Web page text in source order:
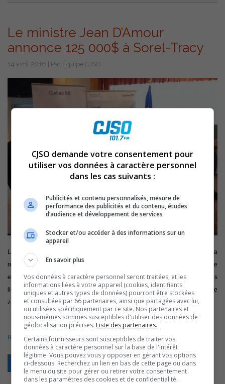
Le ministre Jean D’Amour
annonce 125 000$ à Sorel-Tracy
14 avril 2016 | Par Équipe CJSO
Le ministre délégué aux Affaires maritimes et ministre responsable de la
région du Bas-Saint-Laurent, M. Jean D’Amour a annoncé l’octroi d’une
enveloppe de 125 000$, qui servira à financer jusqu’à 70% des dépenses
liées à l’élaboration d’un plan de développement pour l’implantation d’une
zone industrialo-portuaire à Sorel-Tracy.
Regardez cette annoncefaite ce matin à l’hôtel de ville de Sorel-Tracy.
Retour
CJSO demande votre consentement pour
utiliser vos données à caractère personnel
dans les cas suivants :
Publicités et contenu personnalisés, mesure de
performance des publicités et du contenu, études
d’audience et développement de services
Stocker et/ou accéder à des informations sur un
appareil
En savoir plus
Vos données à caractère personnel seront traitées, et les
informations liées à votre appareil (cookies, identifiants
uniques et autres types de données) pourront être stockées
et consultées par 66 partenaires, ainsi que partagées avec lui,
ou utilisées spécifiquement par ce site. Nos partenaires et
nous-mêmes sommes susceptibles d'utiliser des données de
géolocalisation précises. Liste des partenaires.
Certains fournisseurs sont susceptibles de traiter vos
données à caractère personnel sur la base de l'intérêt
légitime. Vous pouvez vous y opposer en gérant vos options
ci-dessous. Recherchez un lien en bas de cette page ou dans
le menu du site pour gérer ou retirer votre consentement
dans les paramètres des cookies et de confidentialité.